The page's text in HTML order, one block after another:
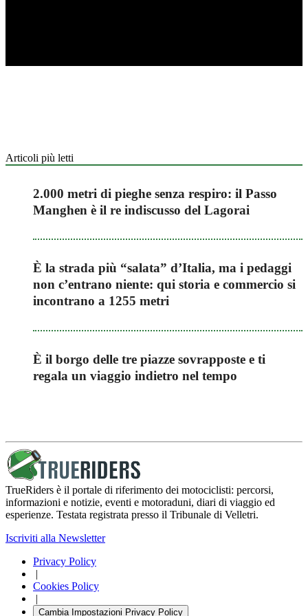
Articoli più letti
2.000 metri di pieghe senza respiro: il Passo
Manghen è il re indiscusso del Lagorai
È la strada più “salata” d’Italia, ma i pedaggi
non c’entrano niente: qui storia e commercio si
incontrano a 1255 metri
È il borgo delle tre piazze sovrapposte e ti
regala un viaggio indietro nel tempo
TrueRiders è il portale di riferimento dei motociclisti: percorsi,
informazioni e notizie, eventi e motoraduni, diari di viaggio ed
esperienze. Testata registrata presso il Tribunale di Velletri.
Iscriviti alla Newsletter
Privacy Policy
|
Cookies Policy
|
Cambia Impostazioni Privacy Policy